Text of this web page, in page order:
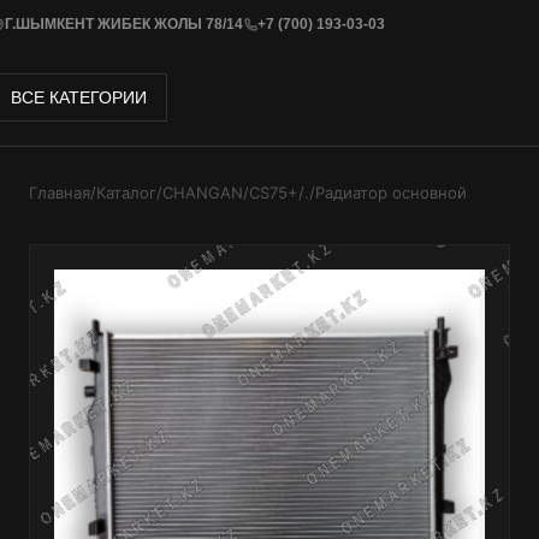
Г.ШЫМКЕНТ ЖИБЕК ЖОЛЫ 78/14 +7 (700) 193-03-03
ВСЕ КАТЕГОРИИ
Главная/Каталог/CHANGAN/CS75+/./Радиатор основной